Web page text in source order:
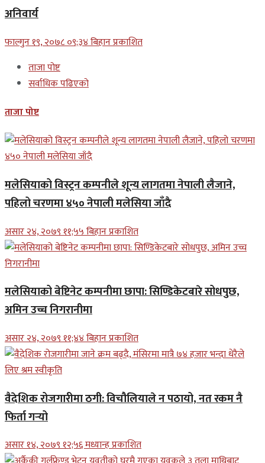
अनिवार्य
फाल्गुन १९, २०७८ ०९;३४ बिहान प्रकाशित
ताजा पोष्ट
सर्वाधिक पढिएको
ताजा पोष्ट
मलेसियाको विस्ट्रन कम्पनीले शून्य लागतमा नेपाली लैजाने,
पहिलो चरणमा ४५० नेपाली मलेसिया जाँदै
असार २४, २०७९ ११;५५ बिहान प्रकाशित
मलेसियाको बेष्टिनेट कम्पनीमा छापा: सिण्डिकेटबारे सोधपुछ,
अमिन उच्च निगरानीमा
असार २४, २०७९ ११;४४ बिहान प्रकाशित
वैदेशिक रोजगारीमा ठगी: विचौलियाले न पठायो, नत रकम नै
फिर्ता गर्‍यो
असार १४, २०७९ १२;५६ मध्यान्ह प्रकाशित